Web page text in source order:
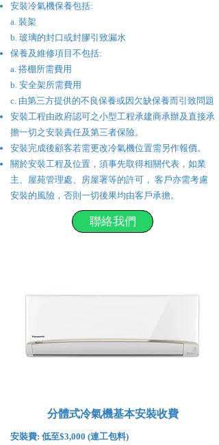
安裝冷氣機保養包括:
a. 裝架
b. 玻璃的封口或封膠引致漏水
保養及維修項目不包括:
a. 搭棚所需費用
b. 安全架所需費用
c. 由第三方提供的不良保養或因欠缺保養而引致問題
安裝工程由政府認可之小型工程承建商承辦及直接承
擔一切之安裝責任及第三者保險。
安裝完成後顧客若需更改冷氣機位置需另作報價。
關於安裝工程及位置，須事先取得相關代表，如業
主、屋苑管理處、房屋署等的許可， 客戶亦需考慮
安裝的風險，否則一切後果均由客戶承擔。
聯絡我們
分體式冷氣機基本安裝收費
安裝費: 低至$3,000 (連工包料)